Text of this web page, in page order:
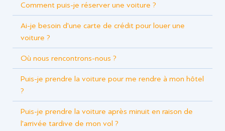
Comment puis-je réserver une voiture ?
Ai-je besoin d'une carte de crédit pour louer une
voiture ?
Où nous rencontrons-nous ?
Puis-je prendre la voiture pour me rendre à mon hôtel
?
Puis-je prendre la voiture après minuit en raison de
l'arrivée tardive de mon vol ?